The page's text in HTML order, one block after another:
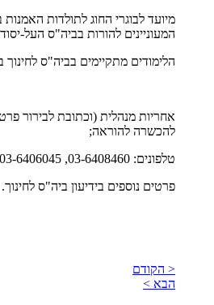
מיועד לבוגרי החוג לתולדות האמנות
המעוניינים להורות בביה"ס העל-
הלימודים מתקיימים בביה"ס
אחריות מנהלית (וכתובת לבירור
להכשרה להוראה;
טלפונים: 03-6408460, 03-6406045
פרטים נוספים בידיעון ביה"ס לחינוך.
< הקודם
הבא >